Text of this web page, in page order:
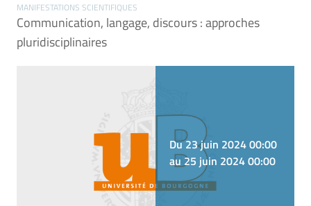
MANIFESTATIONS SCIENTIFIQUES
Communication, langage, discours : approches
pluridisciplinaires
Du 23 juin 2024 00:00
au 25 juin 2024 00:00